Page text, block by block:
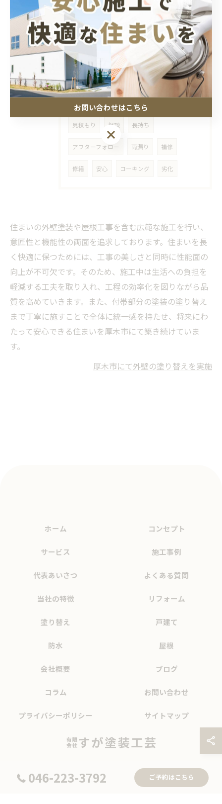
外壁塗装の最適な塗料について
タグ Tags
助成金 神奈川県 厚木市
見積もり 相談 長持ち
アフターフォロー 雨漏り 補修
修繕 安心 コーキング 劣化
住まいの外壁塗装や屋根工事を含む広範な施工を行い、
意匠性と機能性の両面を追求しております。住まいを長
く快適に保つためには、工事の美しさと同時に性能面の
向上が不可欠です。そのため、施工中は生活への負担を
軽減する工夫を取り入れ、工程の効率化を図りながら品
質を高めていきます。また、付帯部分の塗装の塗り替え
まで丁寧に施すことで全体に統一感を持たせ、将来にわ
たって安心できる住まいを厚木市にて築き続けていま
す。
厚木市にて外壁の塗り替えを実施
046-223-3792 ご予約はこちら
ホーム コンセプト
サービス 施工事例
代表あいさつ よくある質問
当社の特徴 リフォーム
塗り替え 戸建て
防水 屋根
会社概要 ブログ
コラム お問い合わせ
プライバシーポリシー サイトマップ
© 2026 神奈川県厚木市の外壁塗装なら有限会社すが塗装工芸 ALL RIGHTS
お問い合わせはこちら
お問い合わせはこちら